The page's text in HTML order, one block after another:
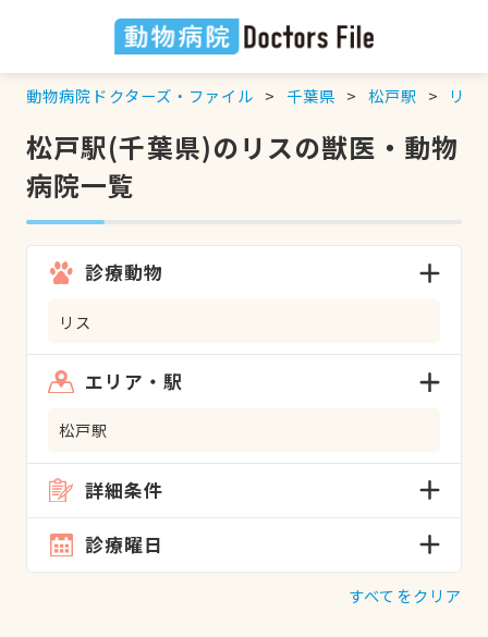
動物病院ドクターズ・ファイル 千葉県 松戸駅 リス
松戸駅(千葉県)のリスの獣医・動物
病院一覧
診療動物
リス
エリア・駅
松戸駅
詳細条件
診療曜日
すべてをクリア